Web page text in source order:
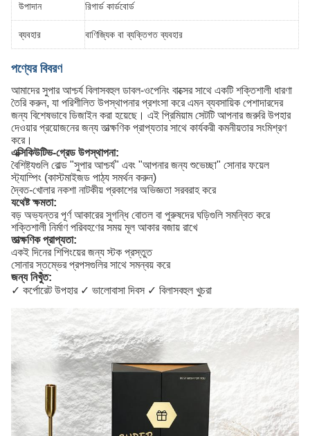
উপাদান রিগার্ড কার্ডবোর্ড
ব্যবহার বাণিজ্যিক বা ব্যক্তিগত ব্যবহার
পণ্যের বিবরণ
আমাদের সুপার আশ্চর্য বিলাসবহুল ডাবল-ওপেনিং বাক্সের সাথে একটি শক্তিশালী ধারণা
তৈরি করুন, যা পরিশীলিত উপস্থাপনার প্রশংসা করে এমন ব্যবসায়িক পেশাদারদের
জন্য বিশেষভাবে ডিজাইন করা হয়েছে। এই প্রিমিয়াম সেটটি আপনার জরুরি উপহার
দেওয়ার প্রয়োজনের জন্য তাত্ক্ষণিক প্রাপ্যতার সাথে কার্যকরী কমনীয়তার সংমিশ্রণ
করে।
এক্সিকিউটিভ-গ্রেড উপস্থাপনা:
বৈশিষ্ট্যগুলি বোল্ড "সুপার আশ্চর্য" এবং "আপনার জন্য শুভেচ্ছা" সোনার ফয়েল
স্ট্যাম্পিং (কাস্টমাইজড পাঠ্য সমর্থন করুন)
দ্বৈত-খোলার নকশা নাটকীয় প্রকাশের অভিজ্ঞতা সরবরাহ করে
যথেষ্ট ক্ষমতা:
বড় অভ্যন্তর পূর্ণ আকারের সুগন্ধি বোতল বা পুরুষদের ঘড়িগুলি সমন্বিত করে
শক্তিশালী নির্মাণ পরিবহণের সময় মূল আকার বজায় রাখে
তাত্ক্ষণিক প্রাপ্যতা:
একই দিনের শিপিংয়ের জন্য স্টক প্রস্তুত
সোনার স্তম্ভের প্রপসগুলির সাথে সমন্বয় করে
জন্য নিখুঁত:
✓ কর্পোরেট উপহার ✓ ভালোবাসা দিবস ✓ বিলাসবহুল খুচরা